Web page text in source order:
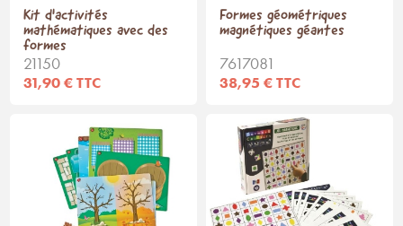
Kit d'activités
mathématiques avec des
formes
21150
31,90 € TTC
Formes géométriques
magnétiques géantes
7617081
38,95 € TTC